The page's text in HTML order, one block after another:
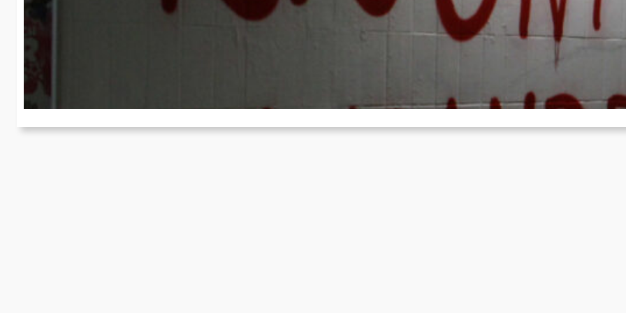
Juni 22, 2026
Anlässlich des 40.Jahrestages des Tag des Heldentums wurden uns
folgender Bericht und Bilder zu gesendet: Bei der Gedenkkundgebung